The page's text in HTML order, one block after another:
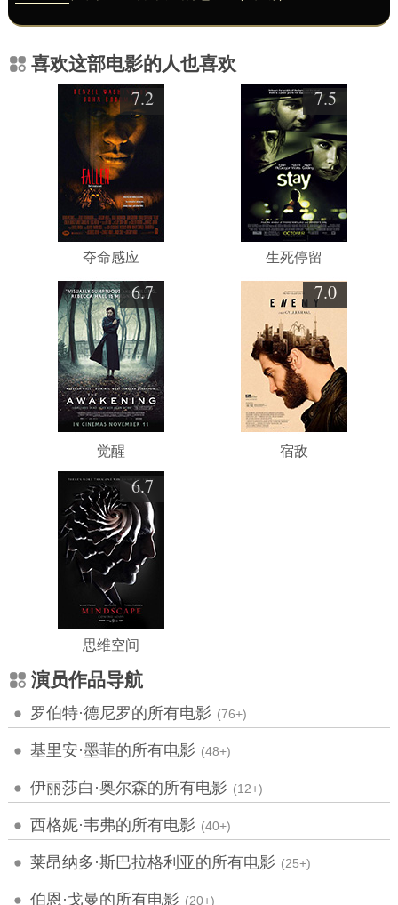
喜欢这部电影的人也喜欢
7.2
夺命感应
7.5
生死停留
6.7
觉醒
7.0
宿敌
6.7
思维空间
演员作品导航
罗伯特·德尼罗的所有电影 (76+)
基里安·墨菲的所有电影 (48+)
伊丽莎白·奥尔森的所有电影 (12+)
西格妮·韦弗的所有电影 (40+)
莱昂纳多·斯巴拉格利亚的所有电影 (25+)
伯恩·戈曼的所有电影 (20+)